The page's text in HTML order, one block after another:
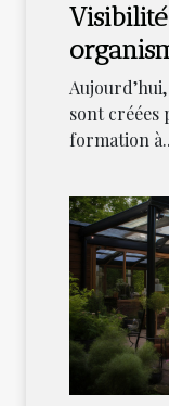
EDOF :
sont créées
formation